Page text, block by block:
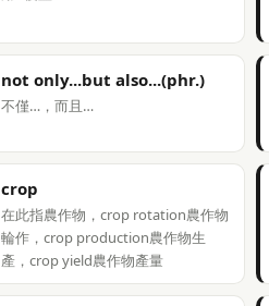
not only...but also...(phr.)
不僅…，而且…
crop
在此指農作物，crop rotation農作物
輪作，crop production農作物生
產，crop yield農作物產量